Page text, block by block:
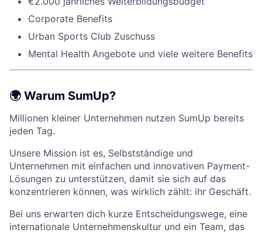
Corporate Benefits
Urban Sports Club Zuschuss
Mental Health Angebote und viele weitere Benefits
🌍 Warum SumUp?
Millionen kleiner Unternehmen nutzen SumUp bereits
jeden Tag.
Unsere Mission ist es, Selbstständige und
Unternehmen mit einfachen und innovativen Payment-
Lösungen zu unterstützen, damit sie sich auf das
konzentrieren können, was wirklich zählt: ihr Geschäft.
Bei uns erwarten dich kurze Entscheidungswege, eine
internationale Unternehmenskultur und ein Team, das